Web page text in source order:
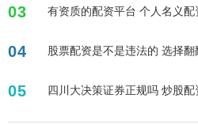
03 有资质的配资平台 个人名义配
04 股票配资是不是违法的 选择
05 四川大决策证券正规吗 炒股